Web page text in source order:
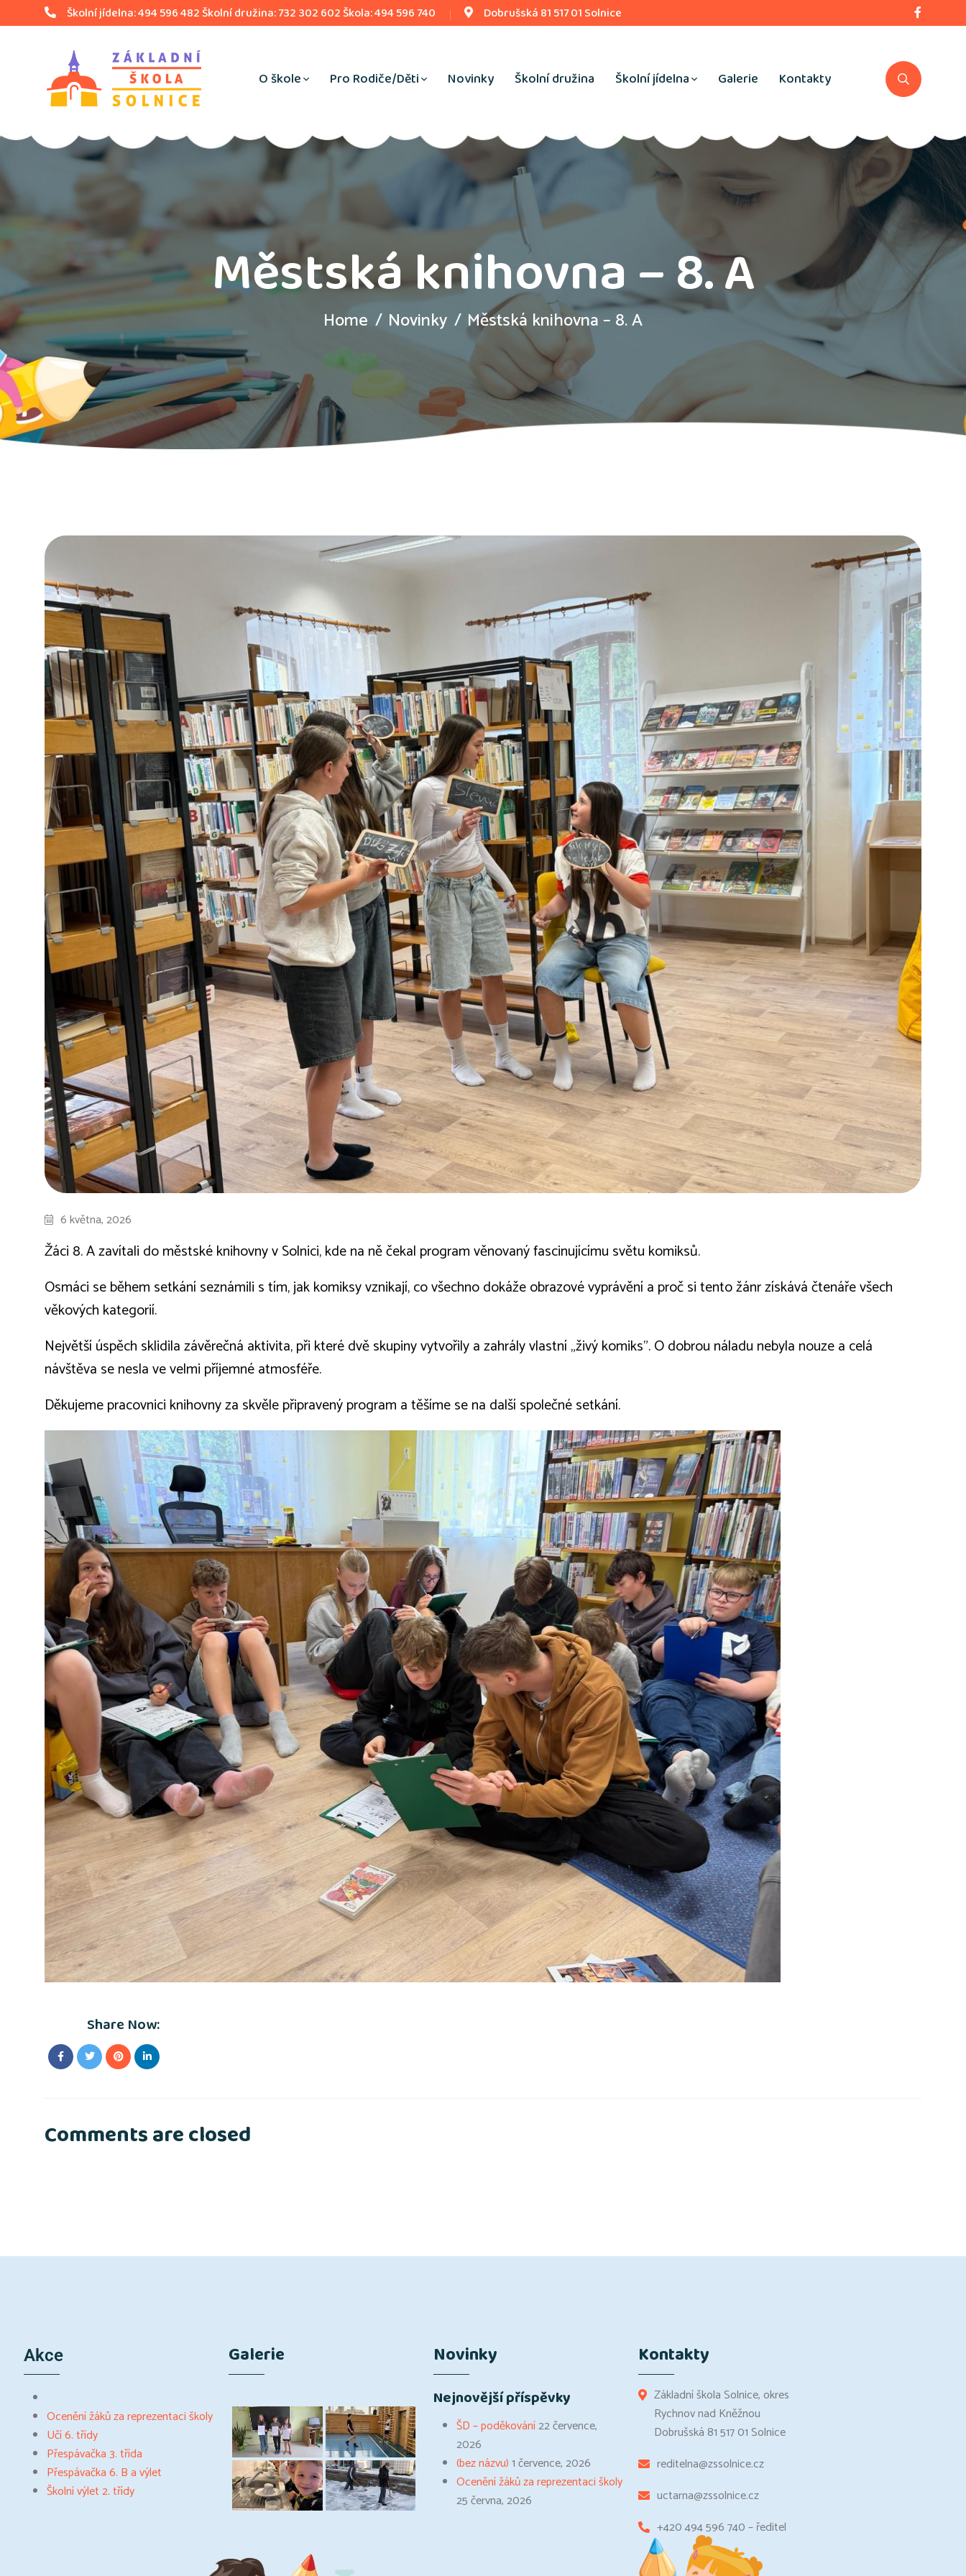
Školní jídelna: 494 596 482 Školní družina: 732 302 602 Škola: 494 596 740 Dobrušská 81 517 01 Solnice
O škole Pro Rodiče/Děti Novinky Školní družina Školní jídelna Galerie Kontakty
Městská knihovna – 8. A
Home Novinky Městská knihovna – 8. A
6 května, 2026
Žáci 8. A zavítali do městské knihovny v Solnici, kde na ně čekal program věnovaný fascinujícímu světu komiksů.
Osmáci se během setkání seznámili s tím, jak komiksy vznikají, co všechno dokáže obrazové vyprávění a proč si tento žánr získává čtenáře všech
věkových kategorií.
Největší úspěch sklidila závěrečná aktivita, při které dvě skupiny vytvořily a zahrály vlastní „živý komiks”. O dobrou náladu nebyla nouze a celá
návštěva se nesla ve velmi příjemné atmosféře.
Děkujeme pracovnici knihovny za skvěle připravený program a těšíme se na další společné setkání.
Share Now:
Comments are closed
Akce
Ocenění žáků za reprezentaci školy
Učí 6. třídy
Přespávačka 3. třída
Přespávačka 6. B a výlet
Školní výlet 2. třídy
Galerie Novinky
Nejnovější příspěvky
ŠD – poděkování22 července,
2026
(bez názvu)1 července, 2026
Ocenění žáků za reprezentaci školy
25 června, 2026
Kontakty
Základní škola Solnice, okres
Rychnov nad Kněžnou
Dobrušská 81 517 01 Solnice
reditelna@zssolnice.cz
uctarna@zssolnice.cz
+420 494 596 740 – ředitel